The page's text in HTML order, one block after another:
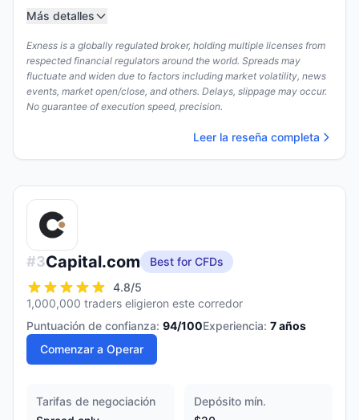
Más detalles
Exness is a globally regulated broker, holding multiple licenses from
respected financial regulators around the world. Spreads may
fluctuate and widen due to factors including market volatility, news
events, market open/close, and others. Delays, slippage may occur.
No guarantee of execution speed, precision.
Leer la reseña completa
#3Capital.com
Best for CFDs
4.8/5
1,000,000 traders eligieron este corredor
Puntuación de confianza: 94/100Experiencia: 7años
Comenzar a Operar
Tarifas de negociación
Depósito mín.